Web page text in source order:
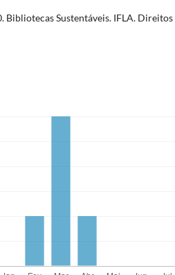
Bibliotecas Sustentáveis. IFLA. Direitos